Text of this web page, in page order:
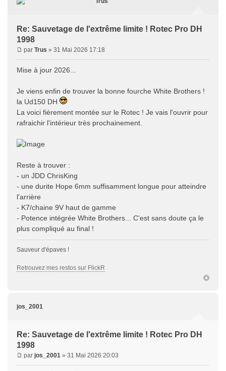
Re: Sauvetage de l'extrême limite ! Rotec Pro DH
1998
par Trus » 31 Mai 2026 17:18
Mise à jour 2026...
Je viens enfin de trouver la bonne fourche White Brothers !
la Ud150 DH
La voici fièrement montée sur le Rotec ! Je vais l'ouvrir pour
rafraichir l'intérieur très prochainement.
Reste à trouver :
- un JDD ChrisKing
- une durite Hope 6mm suffisamment longue pour atteindre
l'arrière
- K7/chaine 9V haut de gamme
- Potence intégrée White Brothers... C'est sans doute ça le
plus compliqué au final !
Sauveur d'épaves !
Retrouvez mes restos sur FlickR
jos_2001
Re: Sauvetage de l'extrême limite ! Rotec Pro DH
1998
par jos_2001 » 31 Mai 2026 20:03